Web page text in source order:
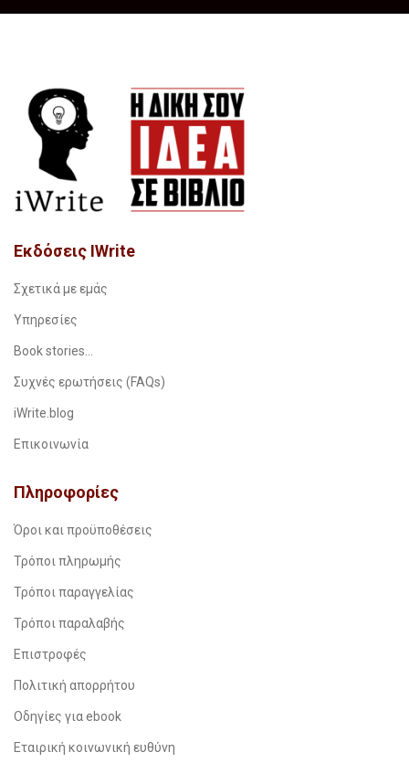
Εκδόσεις IWrite
Σχετικά με εμάς
Υπηρεσίες
Book stories…
Συχνές ερωτήσεις (FAQs)
iWrite.blog
Επικοινωνία
Πληροφορίες
Όροι και προϋποθέσεις
Τρόποι πληρωμής
Τρόποι παραγγελίας
Τρόποι παραλαβής
Επιστροφές
Πολιτική απορρήτου
Οδηγίες για ebook
Εταιρική κοινωνική ευθύνη